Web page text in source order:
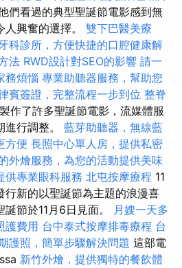
們看過的典型聖誕節電影感到無
興奮的選擇。 雙下巴醫美療
科診所，方便快捷的口腔健康解
法 RWD設計對SEO的影響 請一
務煩惱 專業助聽器服務，幫助您
賓簽證，完整流程一步到位 整脊
作了許多聖誕節電影，流媒體服
行調整。 藍芽助聽器，無線藍
方便 長照中心單人房，提供私密
外燴服務，為您的活動提供美味
供專業眼科服務 北屯按摩療程 11
行新的以聖誕節為主題的浪漫喜
節於11月6日見面。 月嫂一天多
護費用 台中泰式按摩排毒療程 台
護照，簡單步驟解決問題 這部電
新竹外燴，提供獨特的餐飲體